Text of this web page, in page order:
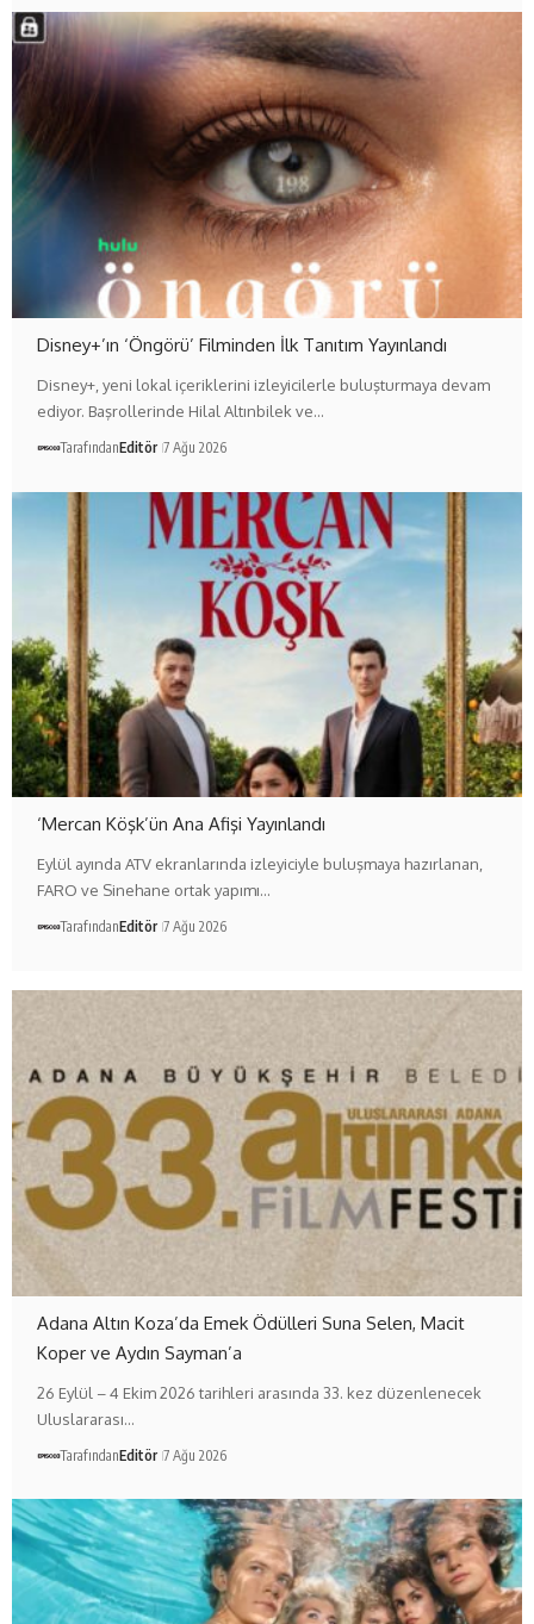
Disney+’ın ‘Öngörü’ Filminden İlk Tanıtım Yayınlandı
Disney+, yeni lokal içeriklerini izleyicilerle buluşturmaya devam
ediyor. Başrollerinde Hilal Altınbilek ve…
TarafındanEditör 7 Ağu 2026
‘Mercan Köşk’ün Ana Afişi Yayınlandı
Eylül ayında ATV ekranlarında izleyiciyle buluşmaya hazırlanan,
FARO ve Sinehane ortak yapımı…
TarafındanEditör 7 Ağu 2026
Adana Altın Koza’da Emek Ödülleri Suna Selen, Macit
Koper ve Aydın Sayman’a
26 Eylül – 4 Ekim 2026 tarihleri arasında 33. kez düzenlenecek
Uluslararası…
TarafındanEditör 7 Ağu 2026